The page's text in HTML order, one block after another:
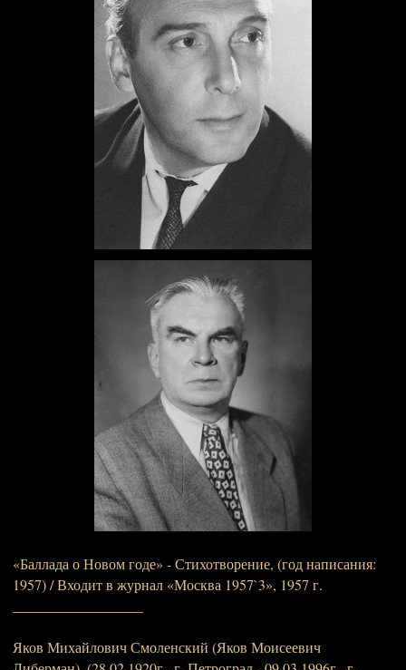
«Баллада о Новом годе» - Стихотворение, (год написания:
1957) / Входит в журнал «Москва 1957`3», 1957 г.
Яков Михайлович Смоленский (Яков Моисеевич